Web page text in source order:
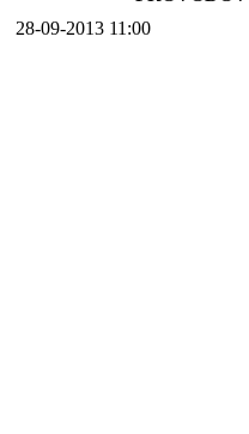
28-09-2013 11:00